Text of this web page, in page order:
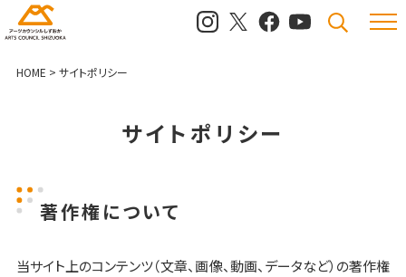
メニュ
検索
HOME > サイトポリシー
サイトポリシー
著作権について
当サイト上のコンテンツ（文章、画像、動画、データなど）の著作権